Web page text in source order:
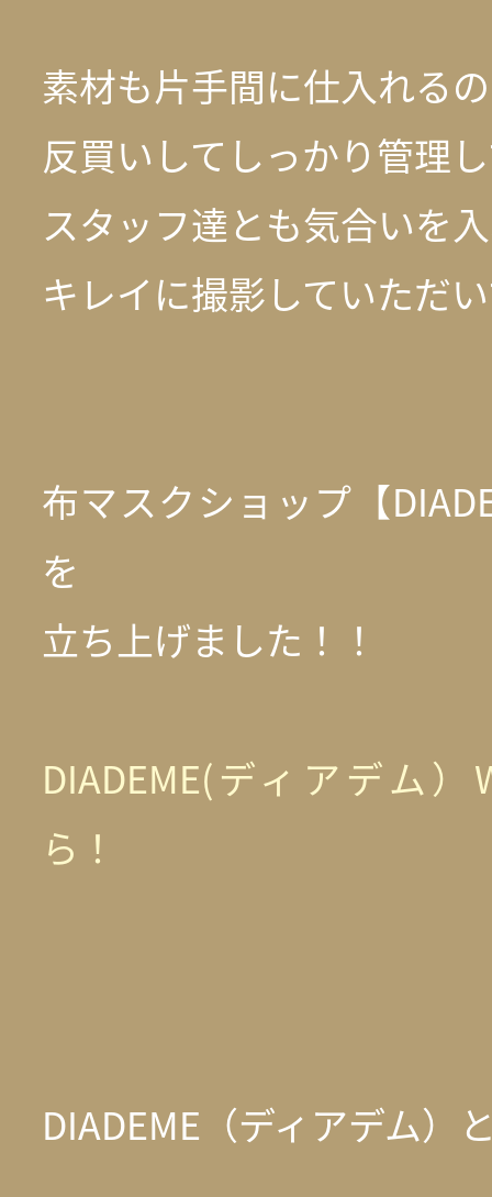
素材も片手間に仕入れる
反買いしてしっかり管理
スタッフ達とも気合いを
キレイに撮影していただ
布マスクショップ【
を
立ち上げました！！
DIADEME(ディアデム）
ら！
DIADEME（ディアデム）